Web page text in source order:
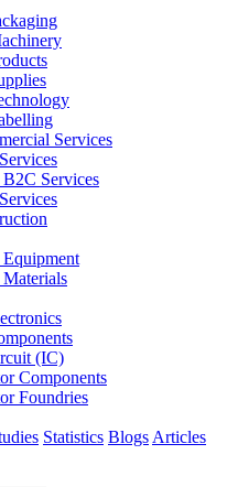
Services
Services
(IC)
Components
Foundries
Statistics Blogs Articles